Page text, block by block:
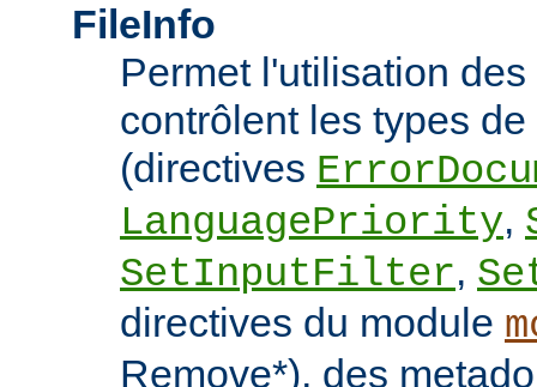
FileInfo
Permet l'utilisation
contrôlent les types
(directives
LanguagePriority,
SetInputFilter,
directives du module
Remove*), des